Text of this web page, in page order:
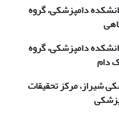
دامپزشکی، گروه
دامپزشکی، گروه
دام
شیراز، مرکز تحقیقات